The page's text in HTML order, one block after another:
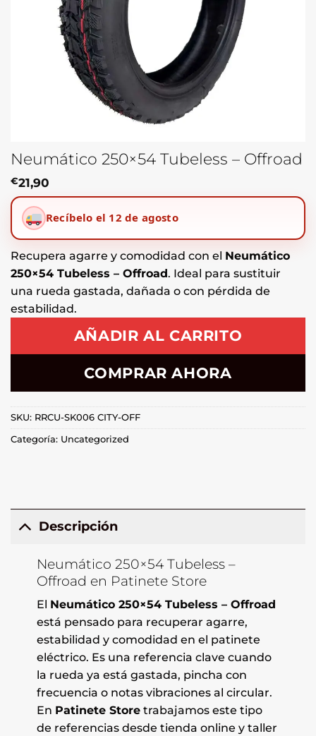
Neumático 250×54 Tubeless – Offroad
€21,90
Recíbelo el 12 de agosto
Recupera agarre y comodidad con el Neumático
250×54 Tubeless – Offroad. Ideal para sustituir
una rueda gastada, dañada o con pérdida de
estabilidad.
AÑADIR AL CARRITO
COMPRAR AHORA
SKU: RRCU-SK006 CITY-OFF
Categoría: Uncategorized
Descripción
Neumático 250×54 Tubeless –
Offroad en Patinete Store
El Neumático 250×54 Tubeless – Offroad
está pensado para recuperar agarre,
estabilidad y comodidad en el patinete
eléctrico. Es una referencia clave cuando
la rueda ya está gastada, pincha con
frecuencia o notas vibraciones al circular.
En Patinete Storetrabajamos este tipo
de referencias desde tienda online y taller